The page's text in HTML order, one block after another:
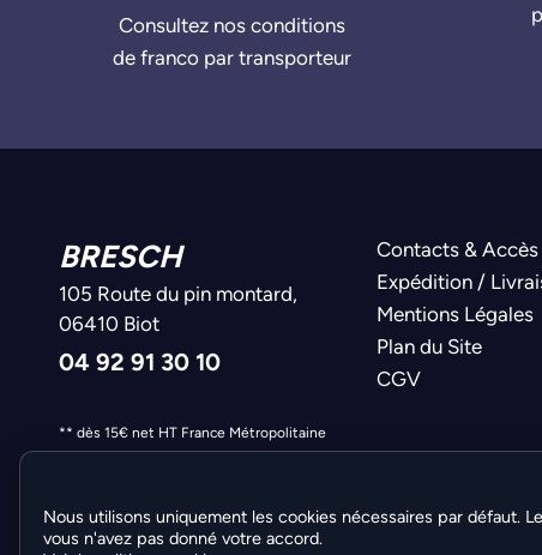
Consultez nos conditions
de franco par transporteur
BRESCH
105 Route du pin montard,
06410 Biot
04 92 91 30 10
Contacts & Accès
Expédition /
Mentions Légales
Plan du Site
CGV
** dès 15€ net HT France Métropolitaine
Nous utilisons uniquement les cookies nécessaires par défaut.
vous n'avez pas donné votre accord.